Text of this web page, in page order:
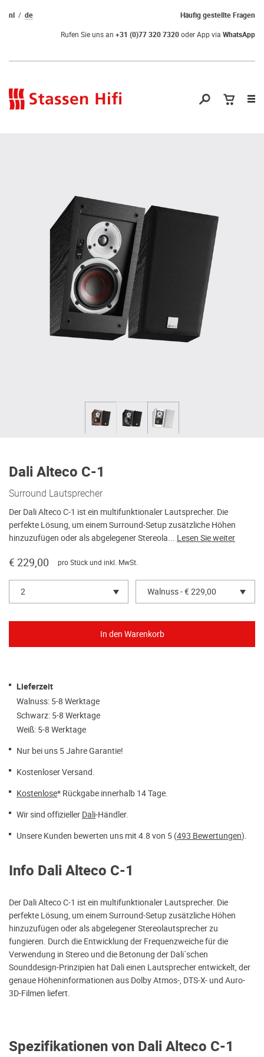
Häufig gestellte Fragen
nl de
Rufen Sie uns an +31 (0)77 320 7320oder App via WhatsApp
Dali Alteco C-1
Surround Lautsprecher
Der Dali Alteco C-1 ist ein multifunktionaler Lautsprecher. Die
perfekte Lösung, um einem Surround-Setup zusätzliche Höhen
hinzuzufügen oder als abgelegener Stereola... Lesen Sie weiter
€ 229,00 pro Stück und inkl. MwSt.
2 Walnuss - € 229,00
Lieferzeit
Walnuss: 5-8 Werktage
Schwarz: 5-8 Werktage
Weiß: 5-8 Werktage
Nur bei uns 5 Jahre Garantie!
Kostenloser Versand.
Kostenlose* Rückgabe innerhalb 14 Tage.
Wir sind offizieller Dali-Händler.
Unsere Kunden bewerten uns mit 4.8 von 5 (493 Bewertungen).
Spezifikationen von Dali Alteco C-1
Info Dali Alteco C-1
Der Dali Alteco C-1 ist ein multifunktionaler Lautsprecher. Die
perfekte Lösung, um einem Surround-Setup zusätzliche Höhen
hinzuzufügen oder als abgelegener Stereolautsprecher zu
fungieren. Durch die Entwicklung der Frequenzweiche für die
Verwendung in Stereo und die Betonung der Dali´schen
Sounddesign-Prinzipien hat Dali einen Lautsprecher entwickelt, der
genaue Höheninformationen aus Dolby Atmos-, DTS-X- und Auro-
3D-Filmen liefert.